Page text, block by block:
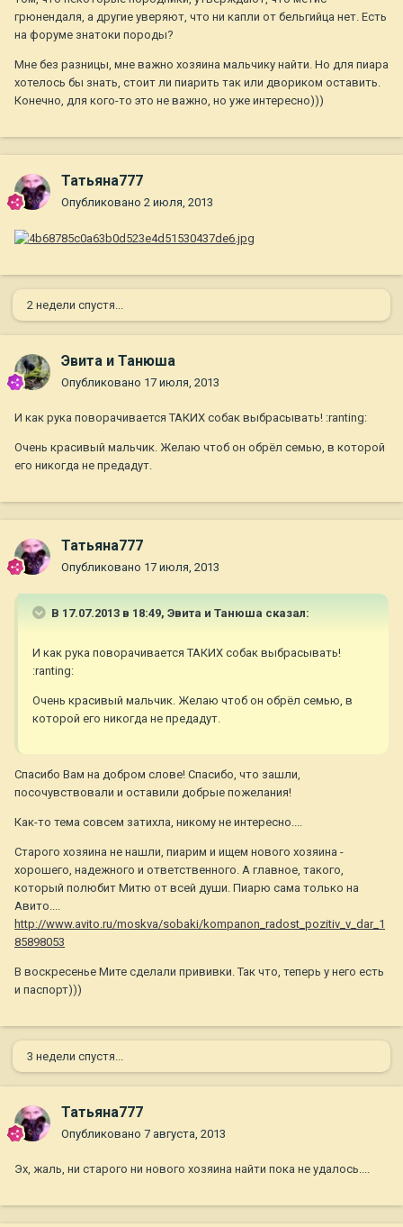
грюнендаля, а другие уверяют, что ни капли от бельгийца нет. Есть
на форуме знатоки породы?
Мне без разницы, мне важно хозяина мальчику найти. Но для пиара
хотелось бы знать, стоит ли пиарить так или двориком оставить.
Конечно, для кого-то это не важно, но уже интересно)))
Татьяна777
Опубликовано 2 июля, 2013
2 недели спустя...
Эвита и Танюша
Опубликовано 17 июля, 2013
И как рука поворачивается ТАКИХ собак выбрасывать! :ranting:
Очень красивый мальчик. Желаю чтоб он обрёл семью, в которой
его никогда не предадут.
Татьяна777
Опубликовано 17 июля, 2013
В 17.07.2013 в 18:49, Эвита и Танюша сказал:
И как рука поворачивается ТАКИХ собак выбрасывать!
:ranting:
Очень красивый мальчик. Желаю чтоб он обрёл семью, в
которой его никогда не предадут.
Спасибо Вам на добром слове! Спасибо, что зашли,
посочувствовали и оставили добрые пожелания!
Как-то тема совсем затихла, никому не интересно....
Старого хозяина не нашли, пиарим и ищем нового хозяина -
хорошего, надежного и ответственного. А главное, такого,
который полюбит Митю от всей души. Пиарю сама только на
Авито....
http://www.avito.ru/moskva/sobaki/kompanon_radost_pozitiv_v_dar_1
85898053
В воскресенье Мите сделали прививки. Так что, теперь у него есть
и паспорт)))
3 недели спустя...
Татьяна777
Опубликовано 7 августа, 2013
Эх, жаль, ни старого ни нового хозяина найти пока не удалось....